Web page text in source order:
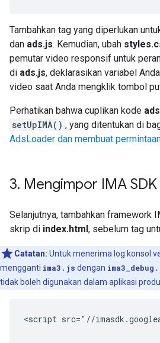
Tambahkan tag yang diperlukan
dan ads.js. Kemudian, ubah
pemutar video responsif untuk
di ads.js, deklarasikan variabel
video saat Anda mengklik tombol
Perhatikan bahwa cuplikan kode
setUpIMA() , yang ditentukan di
AdsLoader dan membuat
3. Mengimpor IMA SDK
Selanjutnya, tambahkan framework
skrip di index.html, sebelum tag
Catatan: Untuk menerima log konsol
mengganti ima3.js dengan
tidak boleh digunakan dalam aplikasi
<script src="//